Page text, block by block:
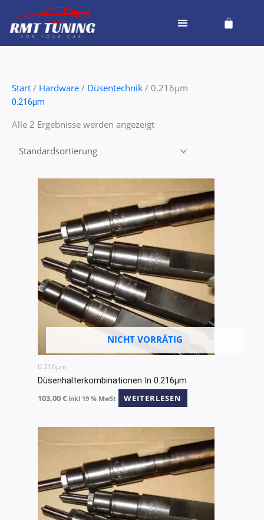
Inhalt
springen
Cart
Start / Hardware / Düsentechnik / 0.216µm
0.216µm
Alle 2 Ergebnisse werden angezeigt
NICHT VORRÄTIG
0.216µm
Düsenhalterkombinationen In 0.216µm
103,00€ inkl 19 % MwSt WEITERLESEN